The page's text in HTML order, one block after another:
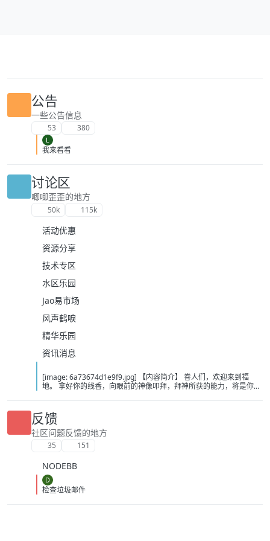
公告
一些公告信息
53 380
L
我来看看
讨论区
唧唧歪歪的地方
50k 115k
活动优惠
资源分享
技术专区
水区乐园
Jao易市场
风声鹤唳
精华乐园
资讯消息
[image: 6a73674d1e9f9.jpg] 【内容简介】 眷人们，欢迎来到福
地。 拿好你的线香，向眼前的神像叩拜，拜神所获的能力，将是你们
悲剧轮回…… 【作者简介】 作者：幻梦猎人，起点中文网作者，代表
作品：《灾厄收容所》《诡异分解指南》《天灾疯人院》《基因收容
所》等 【下载地址】 百度：
https://pan.baidu.com/s/1CTpsB1_Ju5NwzAhO0MvwZQ?pwd=9a1v
夸克：https://pan.quark.cn/s/ffe07719ebb3?pwd=aUYh 移动：
反馈
社区问题反馈的地方
35 151
NODEBB
D
检查垃圾邮件